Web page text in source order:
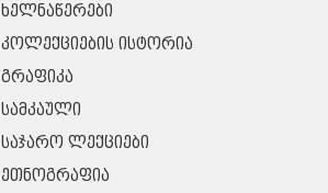
ᲮᲔᲚᲜᲐᲬᲔᲠᲔᲑᲘ
ᲙᲝᲚᲔᲥᲪᲘᲔᲑᲘᲡ ᲘᲡᲢᲝᲠᲘᲐ
ᲒᲠᲐᲤᲘᲙᲐ
ᲡᲐᲛᲙᲐᲣᲚᲘ
ᲡᲐᲯᲐᲠᲝ ᲚᲔᲥᲪᲘᲔᲑᲘ
ᲔᲗᲜᲝᲒᲠᲐᲤᲘᲐ